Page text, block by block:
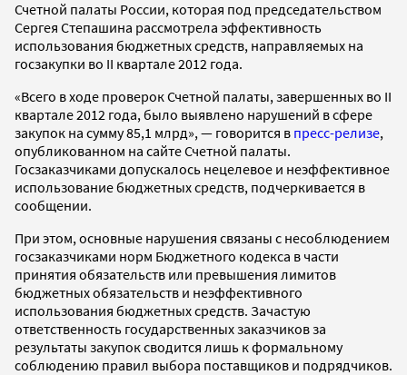
Счетной палаты России, которая под председательством
Сергея Степашина рассмотрела эффективность
использования бюджетных средств, направляемых на
госзакупки во II квартале 2012 года.
«Всего в ходе проверок Счетной палаты, завершенных во II
квартале 2012 года, было выявлено нарушений в сфере
закупок на сумму 85,1 млрд», — говорится в пресс-релизе,
опубликованном на сайте Счетной палаты.
Госзаказчиками допускалось нецелевое и неэффективное
использование бюджетных средств, подчеркивается в
сообщении.
При этом, основные нарушения связаны с несоблюдением
госзаказчиками норм Бюджетного кодекса в части
принятия обязательств или превышения лимитов
бюджетных обязательств и неэффективного
использования бюджетных средств. Зачастую
ответственность государственных заказчиков за
результаты закупок сводится лишь к формальному
соблюдению правил выбора поставщиков и подрядчиков.